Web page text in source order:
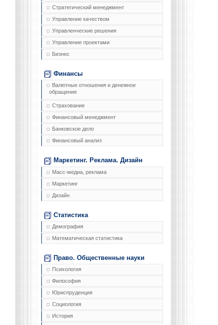
Стратегический менеджмент
Управление качеством
Управленческие решения
Управление проектами
Бизнес
Финансы
Валютные отношения и денежное
обращение
Страхование
Финансовый менеджмент
Банковское дело
Финансовый анализ
Маркетинг. Реклама. Дизайн
Масс-медиа, реклама
Маркетинг
Дизайн
Статистика
Демография
Математическая статистика
Право. Общественные науки
Психология
Философия
Юриспруденция
Социология
История